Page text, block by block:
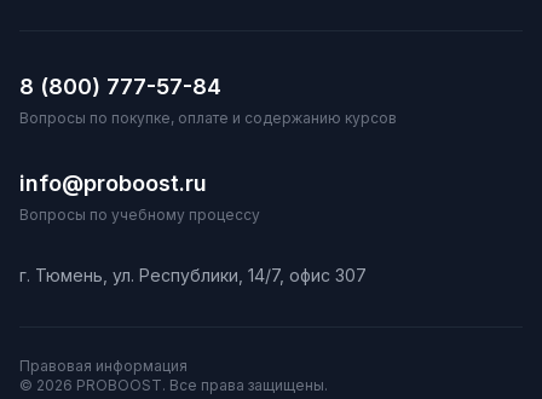
8 (800) 777-57-84
Вопросы по покупке, оплате и содержанию курсов
info@proboost.ru
Вопросы по учебному процессу
г. Тюмень, ул. Республики, 14/7, офис 307
Правовая информация
© 2026 PROBOOST. Все права защищены.